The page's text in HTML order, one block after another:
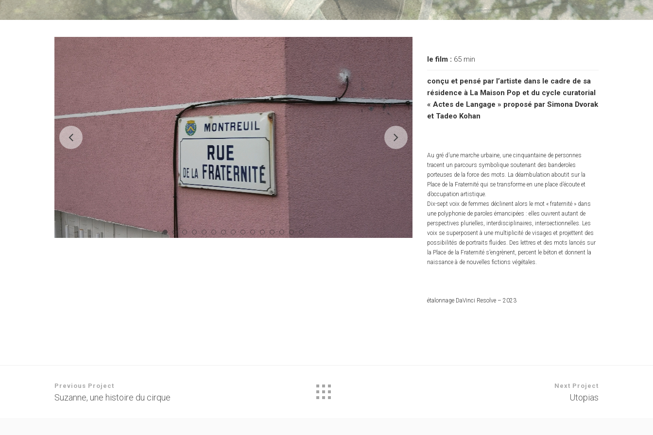
le film : 65 min
conçu et pensé par l’artiste dans le cadre de sa
résidence à La Maison Pop et du cycle curatorial
« Actes de Langage » proposé par Simona Dvorak
et Tadeo Kohan
Au gré d’une marche urbaine, une cinquantaine de personnes
tracent un parcours symbolique soutenant des banderoles
porteuses de la force des mots. La déambulation aboutit sur la
Place de la Fraternité qui se transforme en une place d’écoute et
d’occupation artistique.
Dix-sept voix de femmes déclinent alors le mot « fraternité » dans
une polyphonie de paroles émancipées : elles ouvrent autant de
perspectives plurielles, interdisciplinaires, intersectionnelles. Les
voix se superposent à une multiplicité de visages et projettent des
possibilités de portraits fluides. Des lettres et des mots lancés sur
la Place de la Fraternité s’engrènent, percent le béton et donnent la
naissance à de nouvelles fictions végétales.
étalonnage DaVinci Resolve – 2023
Previous Project
Suzanne, une histoire du cirque
Next Project
Utopias